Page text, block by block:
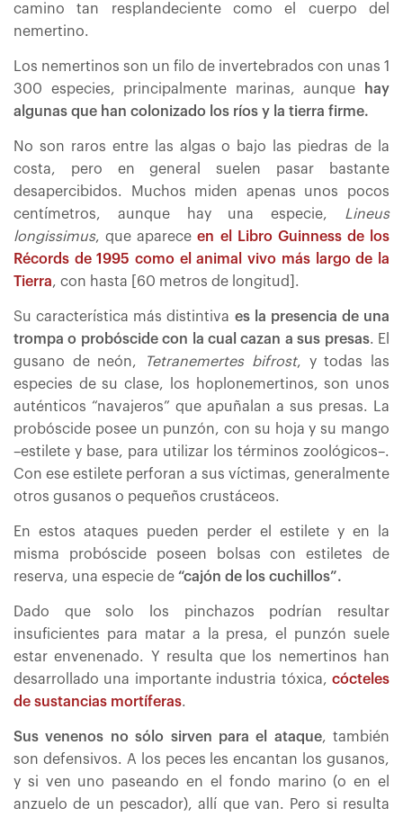
camino tan resplandeciente como el cuerpo del
nemertino.
Los nemertinos son un filo de invertebrados con unas 1
300 especies, principalmente marinas, aunque
hay
algunas que han colonizado los ríos y la tierra firme.
No son raros entre las algas o bajo las piedras de la
costa, pero en general suelen pasar bastante
desapercibidos. Muchos miden apenas unos pocos
centímetros, aunque hay una especie, Lineus
longissimus, que apareceen el Libro Guinness de los
Récords de 1995 como el animal vivo más largo de la
Tierra, con hasta [60 metros de longitud].
Su característica más distintiva es la presencia de una
trompa o probóscide con la cual cazan a sus presas. El
gusano de neón,
Tetranemertes bifrost, y todas las
especies de su clase, los hoplonemertinos, son unos
auténticos “navajeros” que apuñalan a sus presas. La
probóscide posee un punzón, con su hoja y su mango
–estilete y base, para utilizar los términos zoológicos–.
Con ese estilete perforan a sus víctimas, generalmente
otros gusanos o pequeños crustáceos.
En estos ataques pueden perder el estilete y en la
misma probóscide poseen bolsas con estiletes de
reserva, una especie de “cajón de los cuchillos”.
Dado que solo los pinchazos podrían resultar
insuficientes para matar a la presa, el punzón suele
estar envenenado. Y resulta que los nemertinos han
desarrollado una importante industria tóxica, cócteles
de sustancias mortíferas.
Sus venenos no sólo sirven para el ataque, también
son defensivos. A los peces les encantan los gusanos,
y si ven uno paseando en el fondo marino (o en el
anzuelo de un pescador), allí que van. Pero si resulta